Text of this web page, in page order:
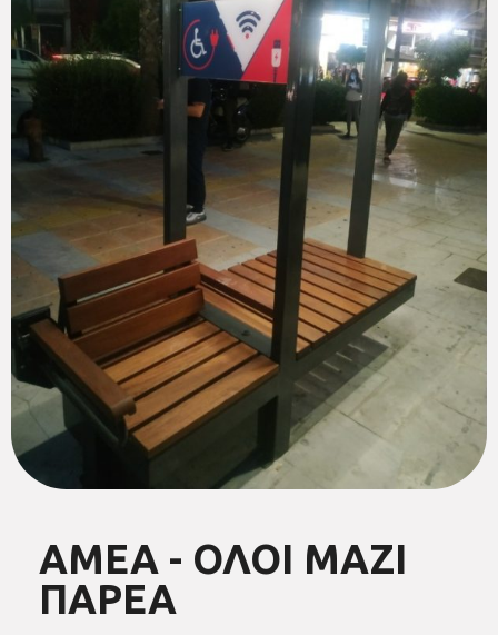
ΑΜΕΑ - ΟΛΟΙ ΜΑΖΙ
ΠΑΡΕΑ